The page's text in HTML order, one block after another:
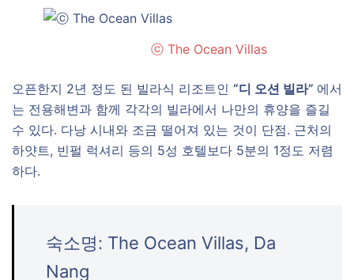
ⓒ The Ocean Villas
오픈한지 2년 정도 된 빌라식 리조트인 “디 오션 빌라” 에서
는 전용해변과 함께 각각의 빌라에서 나만의 휴양을 즐길
수 있다. 다낭 시내와 조금 떨어져 있는 것이 단점. 근처의
하얏트, 빈펄 럭셔리 등의 5성 호텔보다 5분의 1정도 저렴
하다.
숙소명: The Ocean Villas, Da
Nang